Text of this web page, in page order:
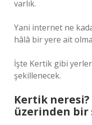
varlık.
Yani internet ne
hâlâ bir yere ait
İşte Kertik gibi
şekillenecek.
Kertik
üzerinden bir